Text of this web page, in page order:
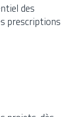
des
prescriptions